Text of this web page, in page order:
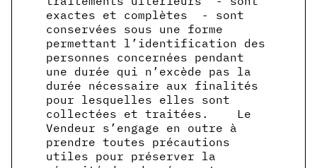
exactes et complètes - sont
conservées sous une forme
permettant l’identification des
personnes concernées pendant
une durée qui n’excède pas la
durée nécessaire aux finalités
pour lesquelles elles sont
collectées et traitées. Le
Vendeur s’engage en outre à
prendre toutes précautions
utiles pour préserver la